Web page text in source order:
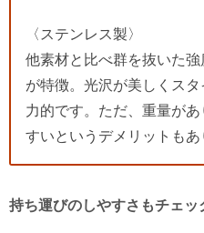
〈ステンレス製〉
他素材と比べ群を抜いた
が特徴。光沢が美しくス
力的です。ただ、重量が
すいというデメリットもあ
持ち運びのしやすさもチェッ